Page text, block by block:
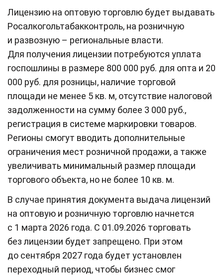
Лицензию на оптовую торговлю будет выдавать
Росалкогольтабакконтроль, на розничную
и развозную – региональные власти.
Для получения лицензии потребуются уплата
госпошлины в размере 800 000 руб. для опта и 20
000 руб. для розницы, наличие торговой
площади не менее 5 кв. м, отсутствие налоговой
задолженности на сумму более 3 000 руб.,
регистрация в системе маркировки товаров.
Регионы смогут вводить дополнительные
ограничения мест розничной продажи, а также
увеличивать минимальный размер площади
торгового объекта, но не более 10 кв. м.
В случае принятия документа выдача лицензий
на оптовую и розничную торговлю начнется
с 1 марта 2026 года. С 01.09.2026 торговать
без лицензии будет запрещено. При этом
до сентября 2027 года будет установлен
переходный период, чтобы бизнес смог